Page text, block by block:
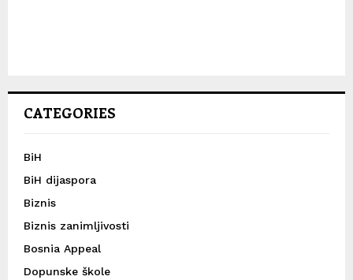
CATEGORIES
BiH
BiH dijaspora
Biznis
Biznis zanimljivosti
Bosnia Appeal
Dopunske škole